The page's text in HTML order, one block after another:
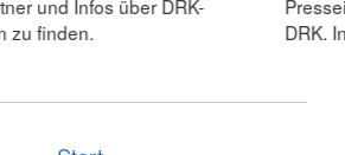
und Infos über DRK-
zu finden.
DRK.